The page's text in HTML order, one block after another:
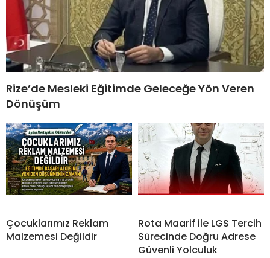
Rize’de Mesleki Eğitimde Geleceğe Yön Veren
Dönüşüm
Çocuklarımız Reklam
Malzemesi Değildir
Rota Maarif ile LGS Tercih
Sürecinde Doğru Adrese
Güvenli Yolculuk